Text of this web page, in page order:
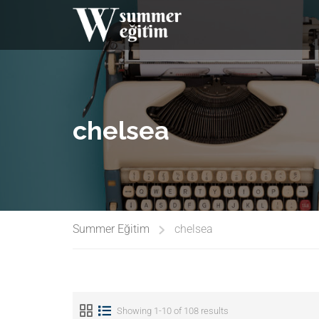
chelsea
Summer Eğitim chelsea
Showing 1-10 of 108 results